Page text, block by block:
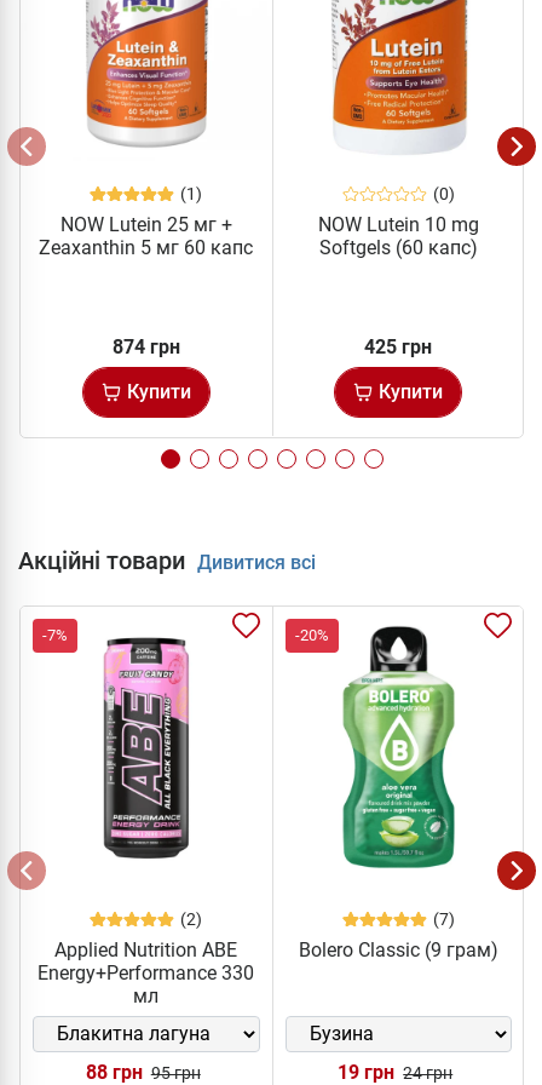
(1)
NOW Lutein 25 мг +
Zeaxanthin 5 мг 60 капс
874 грн
Купити
(0)
NOW Lutein 10 mg
Softgels (60 капс)
425 грн
Купити
Акційні товари Дивитися всі
-7%
(2)
Applied Nutrition ABE
Energy+Performance 330
мл
88 грн 95 грн
-20%
(7)
Bolero Classic (9 грам)
19 грн 24 грн